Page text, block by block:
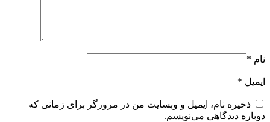
نام *
ایمیل *
ذخیره نام، ایمیل و وبسایت من در مرورگر برای زمانی که
دوباره دیدگاهی می‌نویسم.